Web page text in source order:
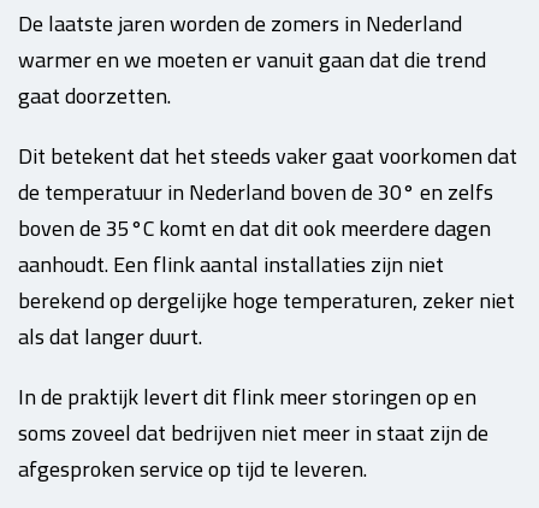
De laatste jaren worden de zomers in Nederland
warmer en we moeten er vanuit gaan dat die trend
gaat doorzetten.
Dit betekent dat het steeds vaker gaat voorkomen dat
de temperatuur in Nederland boven de 30° en zelfs
boven de 35°C komt en dat dit ook meerdere dagen
aanhoudt. Een flink aantal installaties zijn niet
berekend op dergelijke hoge temperaturen, zeker niet
als dat langer duurt.
In de praktijk levert dit flink meer storingen op en
soms zoveel dat bedrijven niet meer in staat zijn de
afgesproken service op tijd te leveren.